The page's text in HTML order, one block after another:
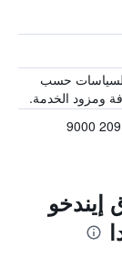
حسب
ومزود الخدمة.
إيندخو